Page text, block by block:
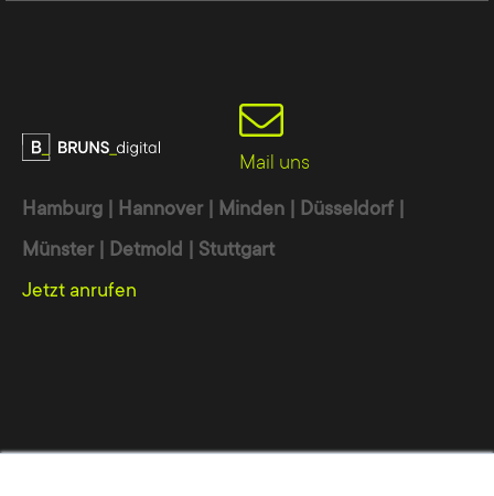
Hamburg | Hannover | Minden | Düsseldorf |
Münster | Detmold | Stuttgart
Jetzt anrufen
Mail uns